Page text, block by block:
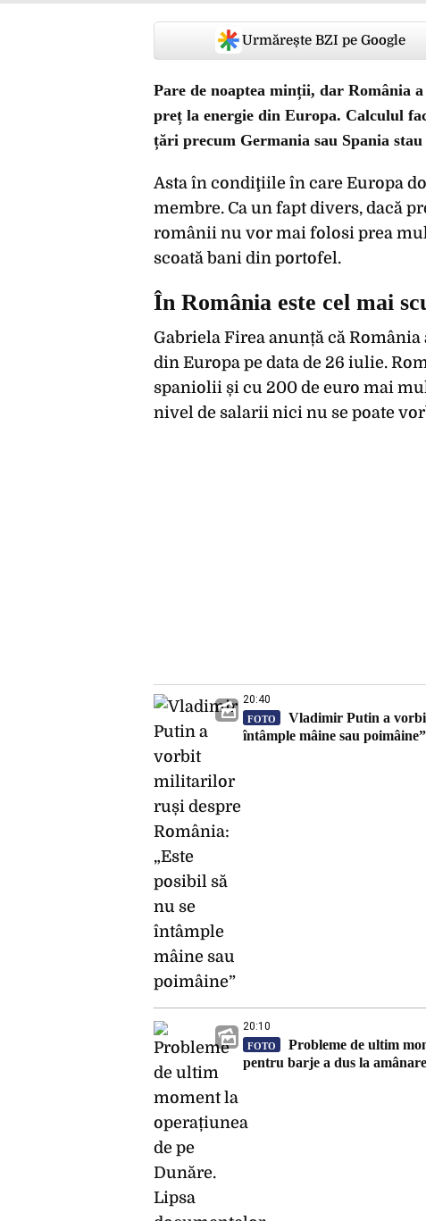
Urmărește BZI pe Google
Pare de noaptea minții, dar România
preț la energie din Europa. Calculul
țări precum Germania sau Spania
Asta în condiţiile în care Europa
membre. Ca un fapt divers, dacă
românii nu vor mai folosi prea
scoată bani din portofel.
În România este cel mai
Gabriela Firea anunță că
din Europa pe data de 26 iulie.
spaniolii și cu 200 de euro mai
nivel de salarii nici nu se poate
20:40
FOTO
Vladimir Putin a
întâmple mâine sau poimâine”
20:10
FOTO
Probleme de ultim
pentru barje a dus la amânare